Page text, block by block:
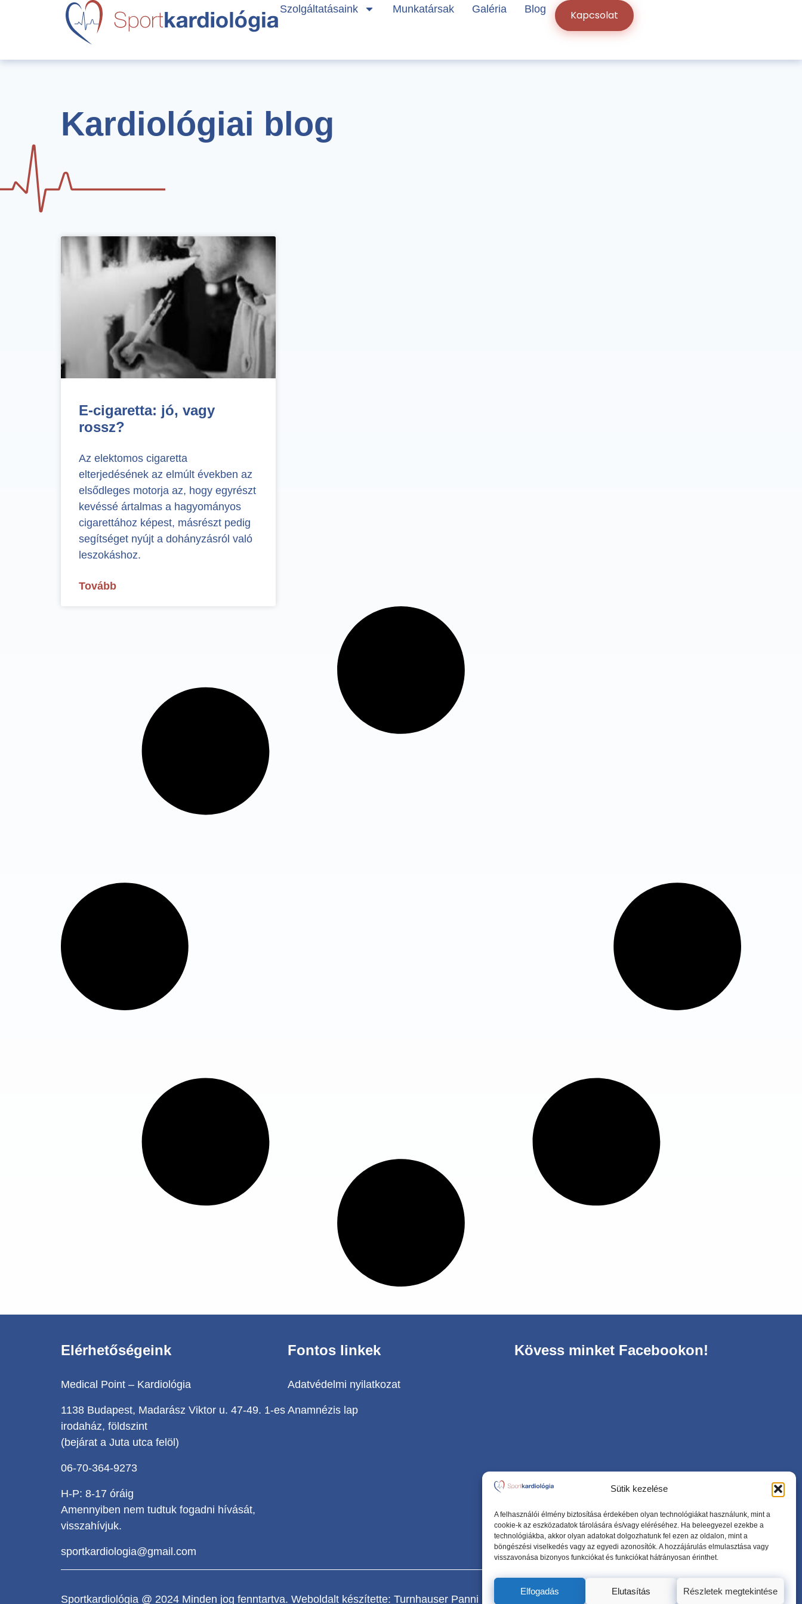
Sütik kezelése
A felhasználói élmény biztosítása érdekében olyan technológiákat használunk, mint a
cookie-k az eszközadatok tárolására és/vagy eléréséhez. Ha beleegyezel ezekbe a
technológiákba, akkor olyan adatokat dolgozhatunk fel ezen az oldalon, mint a
böngészési viselkedés vagy az egyedi azonosítók. A hozzájárulás elmulasztása vagy
visszavonása bizonyos funkciókat és funkciókat hátrányosan érinthet.
Elfogadás Elutasítás Részletek megtekintése
Szolgáltatásaink Munkatársak Galéria Blog Kapcsolat
Kardiológiai blog
E-cigaretta: jó, vagy
rossz?
Az elektomos cigaretta
elterjedésének az elmúlt években az
elsődleges motorja az, hogy egyrészt
kevéssé ártalmas a hagyományos
cigarettához képest, másrészt pedig
segítséget nyújt a dohányzásról való
leszokáshoz.
Tovább
Elérhetőségeink
Medical Point – Kardiológia
1138 Budapest, Madarász Viktor u. 47-49. 1-es
irodaház, földszint
(bejárat a Juta utca felöl)
06-70-364-9273
H-P: 8-17 óráig
Amennyiben nem tudtuk fogadni hívását,
visszahívjuk.
sportkardiologia@gmail.com
Fontos linkek
Adatvédelmi nyilatkozat
Anamnézis lap
Kövess minket Facebookon!
Sportkardiológia @ 2024 Minden jog fenntartva. Weboldalt készítette: Turnhauser Panni